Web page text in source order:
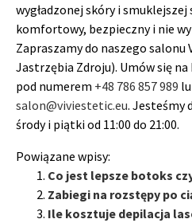
wygładzonej skóry i
komfortowy, bezpieczny i nie
Zapraszamy do naszego salonu
Jastrzębia Zdroju). Umów się
pod numerem +48 786 857 989
salon@viviestetic.eu. Jesteśmy
środy i piątki od 11:00 do 21:00.
Powiązane wpisy:
Co jest lepsze botoks
Zabiegi na rozstępy po
Ile kosztuje depilacja